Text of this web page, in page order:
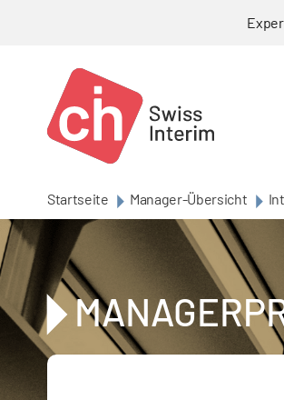
Startseite Manager-Übersicht